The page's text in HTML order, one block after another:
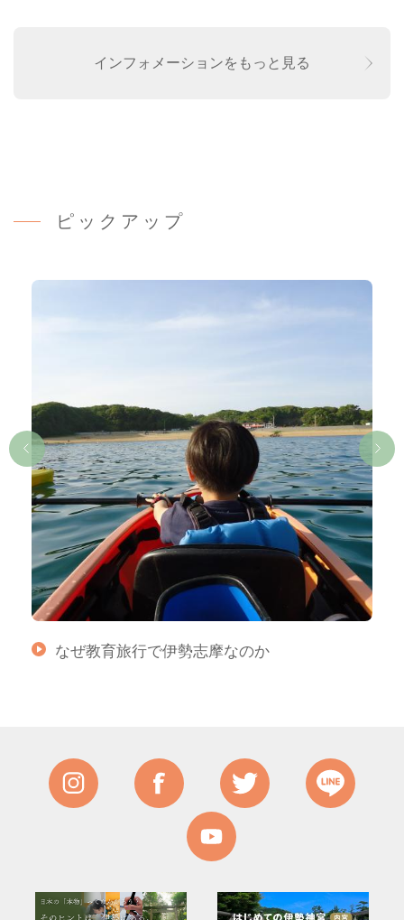
インフォメーションをもっと見る
ピックアップ
なぜ教育旅行で伊勢志摩なのか